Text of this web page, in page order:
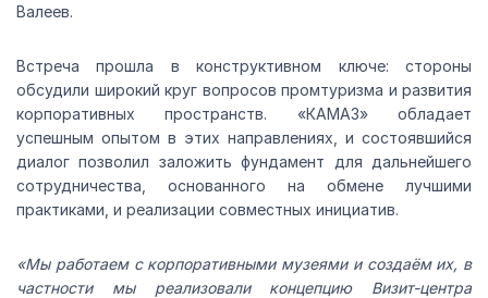
Валеев.
Встреча прошла в конструктивном ключе: стороны
обсудили широкий круг вопросов промтуризма и развития
корпоративных пространств. «КАМАЗ» обладает
успешным опытом в этих направлениях, и состоявшийся
диалог позволил заложить фундамент для дальнейшего
сотрудничества, основанного на обмене лучшими
практиками, и реализации совместных инициатив.
«Мы работаем с корпоративными музеями и создаём их, в
частности мы реализовали концепцию Визит-центра